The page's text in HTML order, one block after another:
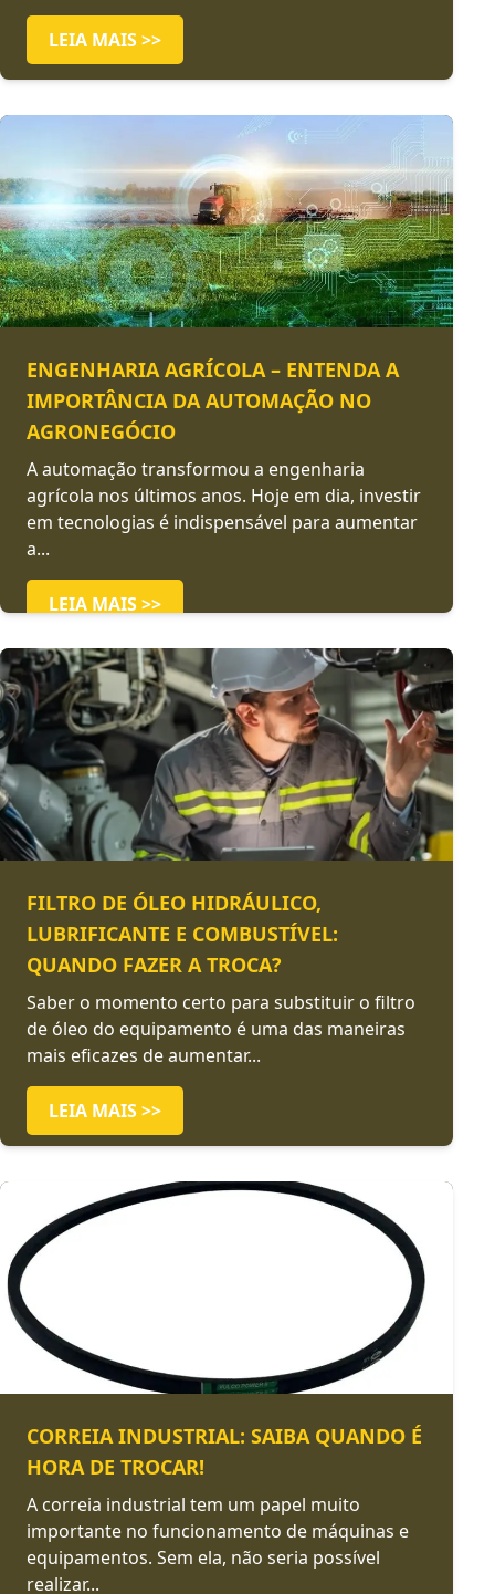
LEIA MAIS >>
ENGENHARIA AGRÍCOLA – ENTENDA A
IMPORTÂNCIA DA AUTOMAÇÃO NO
AGRONEGÓCIO
A automação transformou a engenharia
agrícola nos últimos anos. Hoje em dia, investir
em tecnologias é indispensável para aumentar
a...
LEIA MAIS >>
FILTRO DE ÓLEO HIDRÁULICO,
LUBRIFICANTE E COMBUSTÍVEL:
QUANDO FAZER A TROCA?
Saber o momento certo para substituir o filtro
de óleo do equipamento é uma das maneiras
mais eficazes de aumentar...
LEIA MAIS >>
CORREIA INDUSTRIAL: SAIBA QUANDO É
HORA DE TROCAR!
A correia industrial tem um papel muito
importante no funcionamento de máquinas e
equipamentos. Sem ela, não seria possível
realizar...